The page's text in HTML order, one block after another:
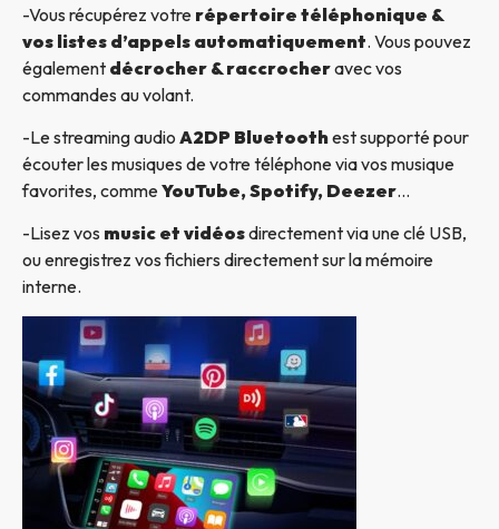
-Vous récupérez votre répertoire téléphonique &
vos listes d’appels automatiquement. Vous pouvez
également décrocher & raccrocheravec vos
commandes au volant.
-Le streaming audio A2DP Bluetoothest supporté pour
écouter les musiques de votre téléphone via vos musique
favorites, commeYouTube, Spotify, Deezer…
-Lisez vos music et vidéosdirectement via une clé USB,
ou enregistrez vos fichiers directement sur la mémoire
interne.